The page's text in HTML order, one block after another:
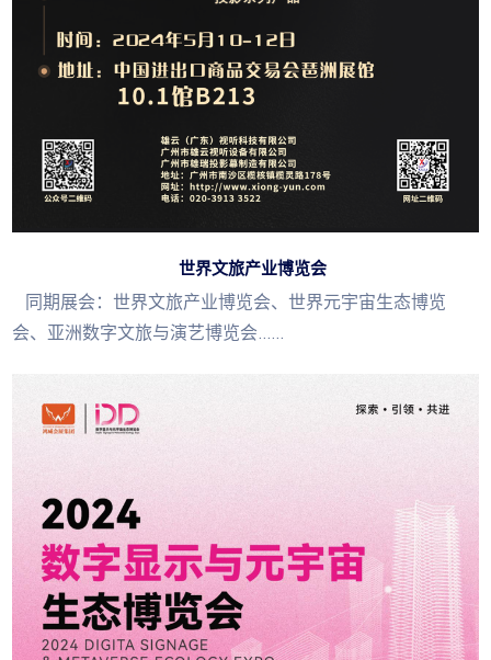
世界文旅产业博览会
同期展会：世界文旅产业博览会、世界元宇宙生态博览
会、亚洲数字文旅与演艺博览会......